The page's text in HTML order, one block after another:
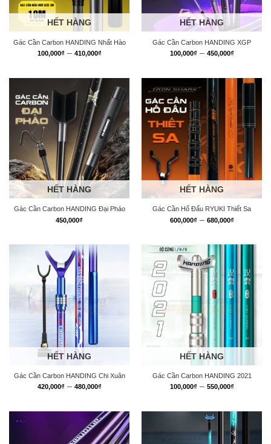
HẾT HÀNG
Gác Cần Carbon HANDING Nhất Hào
100,000₫ – 410,000₫Khoảng
100,000₫
đến
410,000₫
HẾT HÀNG
Gác Cần Carbon HANDING XGP
100,000₫ – 450,000₫Khoảng
100,000₫
đến
HẾT HÀNG
Gác Cần Carbon HANDING Đại Pháo
450,000₫
HẾT HÀNG
Gác Cần Hố Đấu RYUKI Thiết Sa
600,000₫ – 680,000₫Khoảng
600,000₫
HẾT HÀNG
Gác Cần Carbon HANDING Chi Xuân
420,000₫ – 480,000₫Khoảng
420,000₫
đến
480,000₫
HẾT HÀNG
Gác Cần Carbon HANDING 2021
100,000₫ – 550,000₫Khoảng
100,000₫
đến
550,000₫